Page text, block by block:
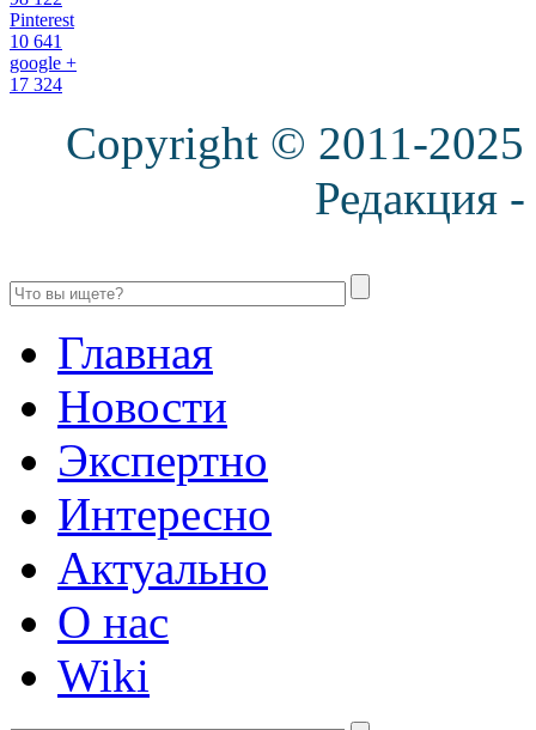
Pinterest
10 641
google +
17 324
Copyright © 2011-
Редакция -
Главная
Новости
Экспертно
Интересно
Актуально
О нас
Wiki